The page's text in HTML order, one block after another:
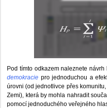
Pod tímto odkazem naleznete návrh
demokracie pro jednoduchou a
úrovni (od jednotlivce přes
Zemi), která by mohla nahradit
pomocí jednoduchého veřejného